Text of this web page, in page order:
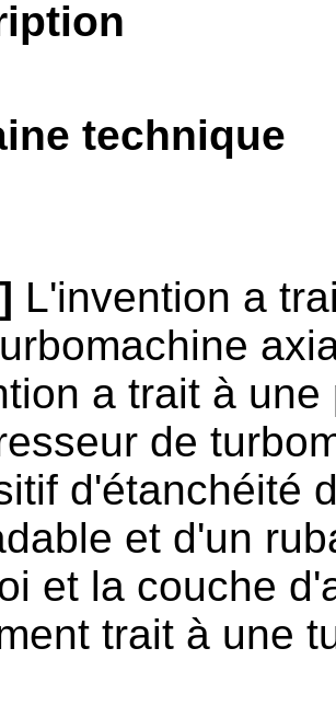
technique
L'invention a
a trait à
de
d'étanchéité
et d'un
et la couche
trait à une